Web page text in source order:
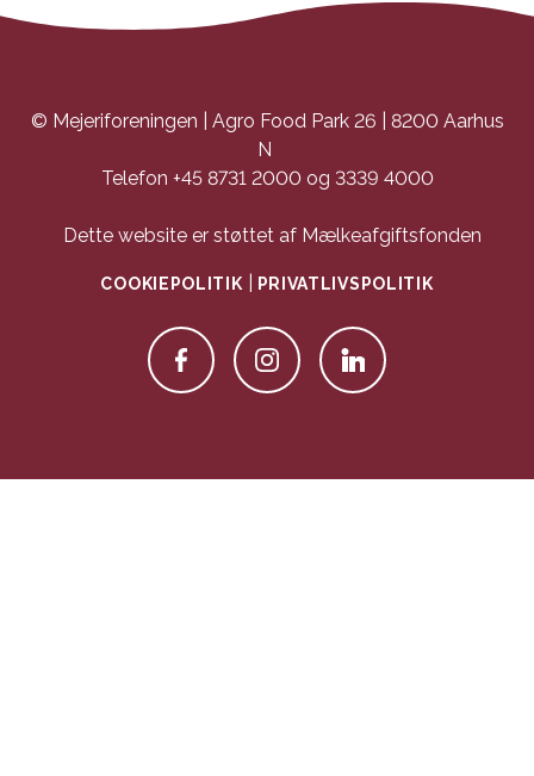
© Mejeriforeningen | Agro Food Park 26 | 8200 Aarhus
N
Telefon +45 8731 2000 og 3339 4000
Dette website er støttet af Mælkeafgiftsfonden
COOKIEPOLITIK PRIVATLIVSPOLITIK